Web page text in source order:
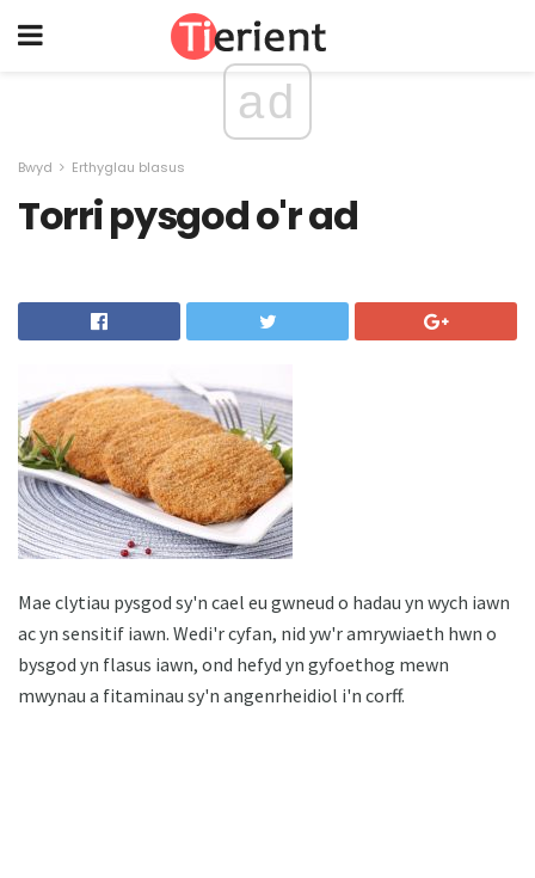
ad
Bwyd Erthyglau blasus
Torri pysgod o'r ad
Mae clytiau pysgod sy'n cael eu gwneud o hadau yn wych iawn
ac yn sensitif iawn. Wedi'r cyfan, nid yw'r amrywiaeth hwn o
bysgod yn flasus iawn, ond hefyd yn gyfoethog mewn
mwynau a fitaminau sy'n angenrheidiol i'n corff.